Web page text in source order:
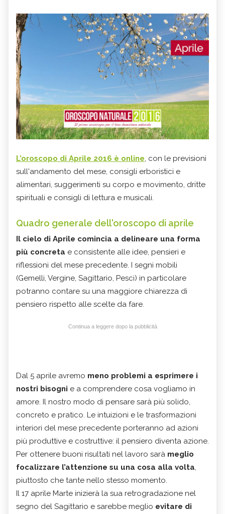
L’oroscopo di Aprile 2016 è online, con le previsioni
sull'andamento del mese, consigli erboristici e
alimentari, suggerimenti su corpo e movimento, dritte
spirituali e consigli di lettura e musicali.
Quadro generale dell'oroscopo di aprile
Il cielo di Aprile comincia a delineare una forma
più concreta e consistente alle idee, pensieri e
riflessioni del mese precedente. I segni mobili
(Gemelli, Vergine, Sagittario, Pesci) in particolare
potranno contare su una maggiore chiarezza di
pensiero rispetto alle scelte da fare.
Continua a leggere dopo la pubblicità
Dal 5 aprile avremo meno problemi a esprimere i
nostri bisogni e a comprendere cosa vogliamo in
amore. Il nostro modo di pensare sarà più solido,
concreto e pratico. Le intuizioni e le trasformazioni
interiori del mese precedente porteranno ad azioni
più produttive e costruttive: il pensiero diventa azione.
Per ottenere buoni risultati nel lavoro sarà meglio
focalizzare l’attenzione su una cosa alla volta,
piuttosto che tante nello stesso momento.
Il 17 aprile Marte inizierà la sua retrogradazione nel
segno del Sagittario e sarebbe meglio evitare di